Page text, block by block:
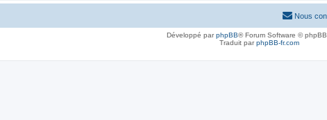
Nous
Développé parphpBB® Forum Software ©
Traduit parphpBB-fr.com